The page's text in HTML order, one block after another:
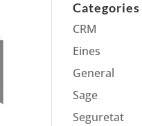
Categories
CRM
Eines
General
Sage
Seguretat